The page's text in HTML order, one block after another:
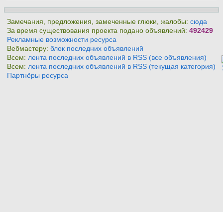
Замечания, предложения, замеченные глюки, жалобы:сюда
За время существования проекта подано объявлений:492429
Рекламные возможности ресурса
Вебмастеру:блок последних объявлений
Всем: лента последних объявлений в RSS (все объявления)
Всем: лента последних объявлений в RSS (текущая категория)
Партнёры ресурса